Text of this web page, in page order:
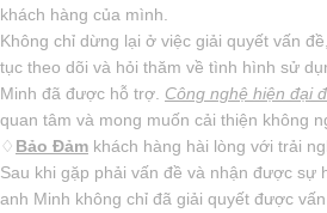
khách hàng của mình.
Không chỉ dừng lại ở việc giải quyết vấn
tục theo dõi và hỏi thăm về tình hình sử
Minh đã được hỗ trợ. Công nghệ hiện đại
quan tâm và mong muốn cải thiện không
♢ Bảo Đảm khách hàng hài lòng với trải
Sau khi gặp phải vấn đề và nhận được sự
anh Minh không chỉ đã giải quyết được